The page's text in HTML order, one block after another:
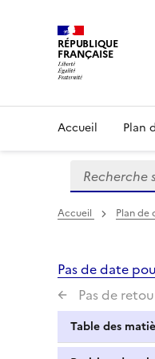
RÉPUBLIQUE
FRANÇAISE
Accueil Plan
Formulaire
de
recherche
Recherche
Accueil Plan de
Pas de date
Pas de
Table des